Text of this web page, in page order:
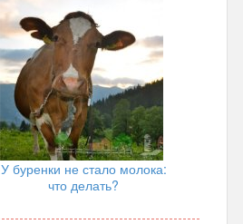
У буренки не стало молока:
что делать?